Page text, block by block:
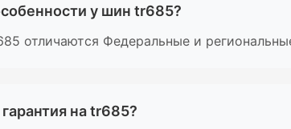
у шин tr685?
отличаются Федеральные и
на tr685?